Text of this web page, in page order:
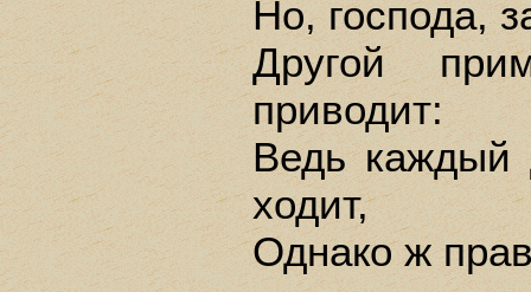
Но, господа,
Другой
приводит:
Ведь каждый
ходит,
Однако ж